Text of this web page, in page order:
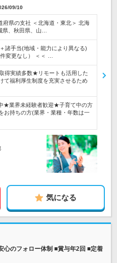
09/10
府県の支社 ＜北海道・東北＞ 北海
県、秋田県、山…
諸手当(地域・能力により異なる)
変更なし） ＜＜ …
得実績多数★リモートも活用した
て福利厚生制度を充実させるため
★業界未経験者歓迎★子育て中の方
お持ちの方(業界・業種・年数は一
気になる
心のフォロー体制 ■賞与年2回 ■定着